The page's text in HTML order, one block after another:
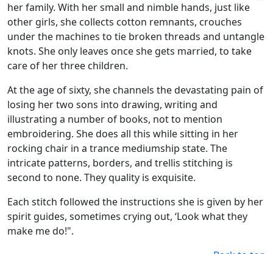
her family. With her small and nimble hands, just like
other girls, she collects cotton remnants, crouches
under the machines to tie broken threads and untangle
knots. She only leaves once she gets married, to take
care of her three children.
At the age of sixty, she channels the devastating pain of
losing her two sons into drawing, writing and
illustrating a number of books, not to mention
embroidering. She does all this while sitting in her
rocking chair in a trance mediumship state. The
intricate patterns, borders, and trellis stitching is
second to none. They quality is exquisite.
Each stitch followed the instructions she is given by her
spirit guides, sometimes crying out, ‘Look what they
make me do!".